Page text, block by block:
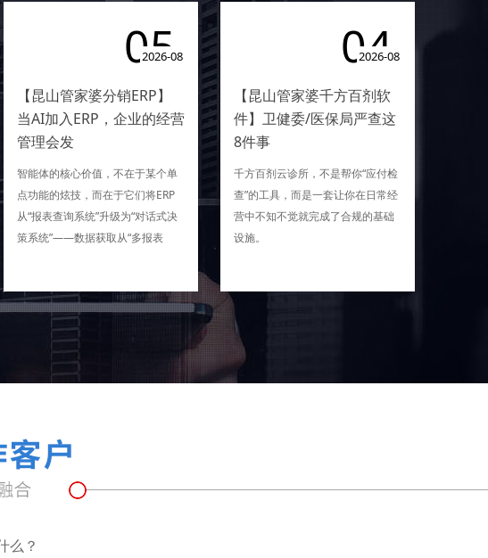
05
2026-08
【昆山管家婆分销ERP】
当AI加入ERP，企业的经营
管理会发
智能体的核心价值，不在于某个单
点功能的炫技，而在于它们将ERP
从“报表查询系统”升级为“对话式决
策系统”——数据获取从“多报表
04
2026-08
【昆山管家婆千方百剂软
件】卫健委/医保局严查这
8件事
千方百剂云诊所，不是帮你“应付检
查”的工具，而是一套让你在日常经
营中不知不觉就完成了合规的基础
设施。
么？